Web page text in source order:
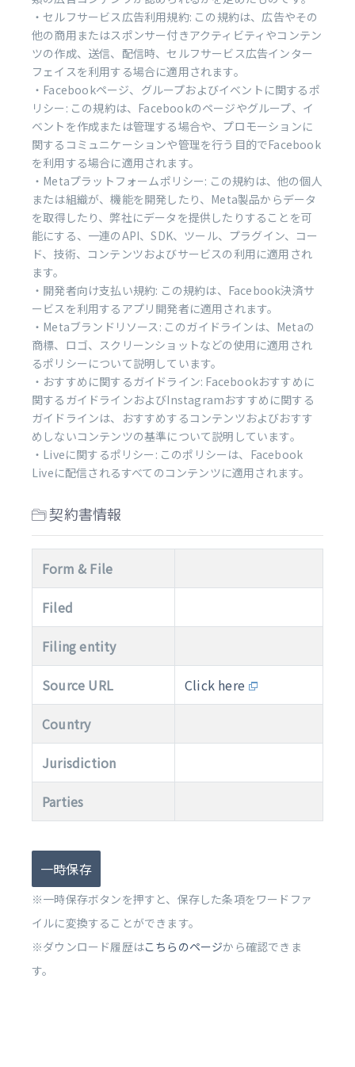
・セルフサービス広告利用規約: この規約は、広告やその
他の商用またはスポンサー付きアクティビティやコンテン
ツの作成、送信、配信時、セルフサービス広告インター
フェイスを利用する場合に適用されます。
・Facebookページ、グループおよびイベントに関するポ
リシー: この規約は、Facebookのページやグループ、イ
ベントを作成または管理する場合や、プロモーションに
関するコミュニケーションや管理を行う目的でFacebook
を利用する場合に適用されます。
・Metaプラットフォームポリシー: この規約は、他の個人
または組織が、機能を開発したり、Meta製品からデータ
を取得したり、弊社にデータを提供したりすることを可
能にする、一連のAPI、SDK、ツール、プラグイン、コー
ド、技術、コンテンツおよびサービスの利用に適用され
ます。
・開発者向け支払い規約: この規約は、Facebook決済サ
ービスを利用するアプリ開発者に適用されます。
・Metaブランドリソース: このガイドラインは、Metaの
商標、ロゴ、スクリーンショットなどの使用に適用され
るポリシーについて説明しています。
・おすすめに関するガイドライン: Facebookおすすめに
関するガイドラインおよびInstagramおすすめに関する
ガイドラインは、おすすめするコンテンツおよびおすす
めしないコンテンツの基準について説明しています。
・Liveに関するポリシー: このポリシーは、Facebook
Liveに配信されるすべてのコンテンツに適用されます。
契約書情報
Form & File
Filed
Filing entity
Source URL Click here
Country
Jurisdiction
Parties
一時保存
※一時保存ボタンを押すと、保存した条項をワードファ
イルに変換することができます。
※ダウンロード履歴はこちらのページから確認できま
す。